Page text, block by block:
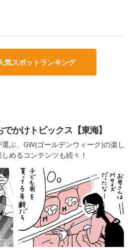
気スポットランキング
かけトピックス【東海】
ぶ、GW(ゴールデンウィーク)の楽し
めるコンテンツも続々！